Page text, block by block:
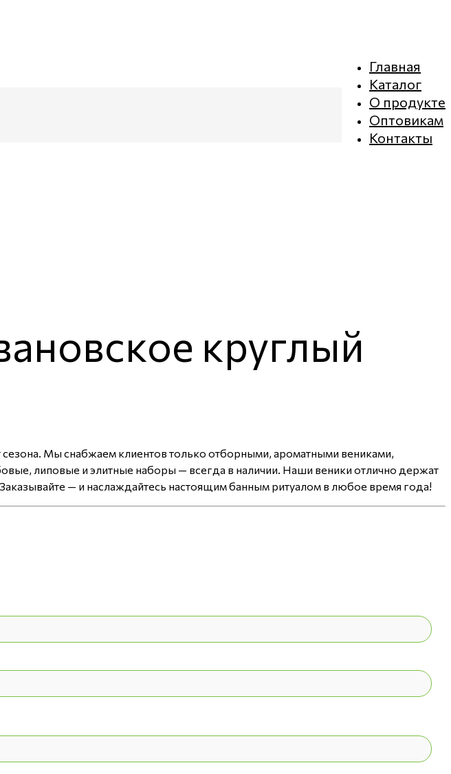
Главная
Каталог
О продукте
Оптовикам
Контакты
круглый
Мы снабжаем клиентов только отборными, ароматными вениками,
липовые и элитные наборы — всегда в наличии. Наши веники отлично держат
— и наслаждайтесь настоящим банным ритуалом в любое время года!